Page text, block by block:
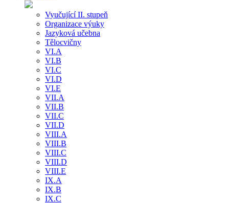
Vyučující II. stupeň
Organizace výuky
Jazyková učebna
Tělocvičny
VI.A
VI.B
VI.C
VI.D
VI.E
VII.A
VII.B
VII.C
VII.D
VIII.A
VIII.B
VIII.C
VIII.D
VIII.E
IX.A
IX.B
IX.C